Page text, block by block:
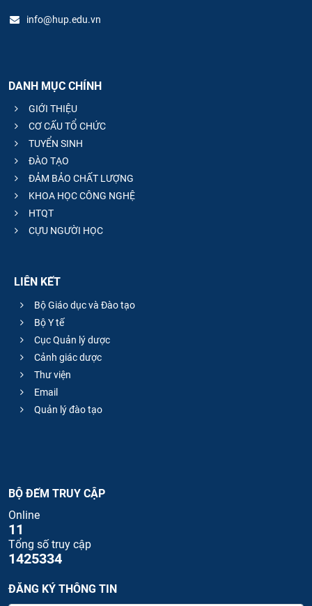
info@hup.edu.vn
DANH MỤC CHÍNH
GIỚI THIỆU
CƠ CẤU TỔ CHỨC
TUYỂN SINH
ĐÀO TẠO
ĐẢM BẢO CHẤT LƯỢNG
KHOA HỌC CÔNG NGHỆ
HTQT
CỰU NGƯỜI HỌC
LIÊN KẾT
Bộ Giáo dục và Đào tạo
Bộ Y tế
Cục Quản lý dược
Cảnh giác dược
Thư viện
Email
Quản lý đào tạo
BỘ ĐẾM TRUY CẬP
Online
11
Tổng số truy cập
1425334
ĐĂNG KÝ THÔNG TIN